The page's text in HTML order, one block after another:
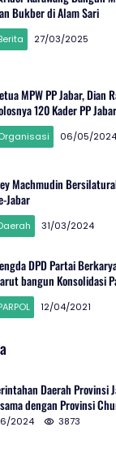
Bukber di Alam Sari
27/03/2025
MPW PP Jabar, Dian
120 Kader PP
06/05/2024
Machmudin
Jabar
31/03/2024
DPD Partai
bangun Konsolidasi
12/04/2021
Daerah Provinsi
dengan Provinsi
2024 3873